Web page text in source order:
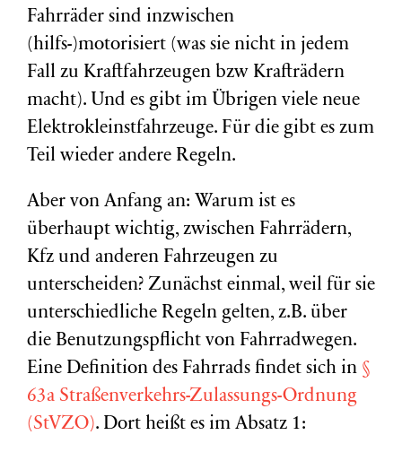
Fahrräder sind inzwischen
(hilfs-)motorisiert (was sie nicht in jedem
Fall zu Kraftfahrzeugen bzw Krafträdern
macht). Und es gibt im Übrigen viele neue
Elektrokleinstfahrzeuge. Für die gibt es zum
Teil wieder andere Regeln.
Aber von Anfang an: Warum ist es
überhaupt wichtig, zwischen Fahrrädern,
Kfz und anderen Fahrzeugen zu
unterscheiden? Zunächst einmal, weil für sie
unterschiedliche Regeln gelten, z.B. über
die Benutzungspflicht von Fahrradwegen.
Eine Definition des Fahrrads findet sich in §
63a Straßenverkehrs-Zulassungs-Ordnung
(StVZO). Dort heißt es im Absatz 1: